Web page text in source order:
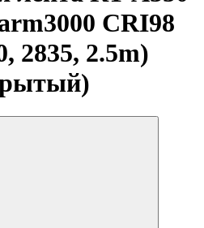
CRI98
2835, 2.5m)